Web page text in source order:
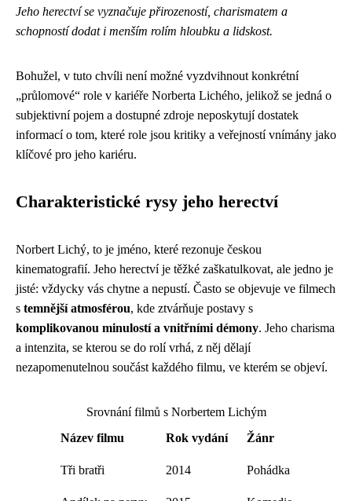
Jeho herectví se vyznačuje přirozeností, charismatem a
schopností dodat i menším rolím hloubku a lidskost.
Bohužel, v tuto chvíli není možné vyzdvihnout konkrétní
„průlomové“ role v kariéře Norberta Lichého, jelikož se jedná o
subjektivní pojem a dostupné zdroje neposkytují dostatek
informací o tom, které role jsou kritiky a veřejností vnímány jako
klíčové pro jeho kariéru.
Charakteristické rysy jeho herectví
Norbert Lichý, to je jméno, které rezonuje českou
kinematografií. Jeho herectví je těžké zaškatulkovat, ale jedno je
jisté: vždycky vás chytne a nepustí. Často se objevuje ve filmech
s temnější atmosférou, kde ztvárňuje postavy s
komplikovanou minulostí a vnitřními démony. Jeho charisma
a intenzita, se kterou se do rolí vrhá, z něj dělají
nezapomenutelnou součást každého filmu, ve kterém se objeví.
Srovnání filmů s Norbertem Lichým
Název filmu
Rok vydání Žánr
Tři bratři 2014 Pohádka